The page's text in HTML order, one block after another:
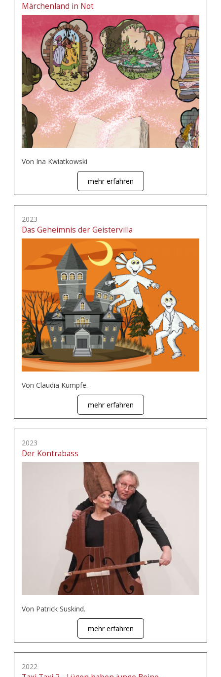
Märchenland in Not
Von Ina Kwiatkowski
mehr erfahren
2023
Das Geheimnis der Geistervilla
Von Claudia Kumpfe.
mehr erfahren
2023
Der Kontrabass
Von Patrick Suskind.
mehr erfahren
2022